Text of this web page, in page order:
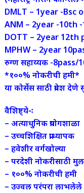
DMLT – 1year -Bsc
ANM – 2year -10th
DOTT – 2year 12th
MPHW – 2year
रुग्ण सहाय्यक -8pass/
*१००% नोकरीची हमी*
या कोर्सेस साठी प्रवेश
वैशिष्ट्ये-ः
– अत्याधुनिक प्रयोगशाळा
– ⁠उच्चशिक्षित प्राध्यापक
– ⁠हवेशीर वर्गखोल्या
– ⁠परदेशी नोकरीसाठी
– ⁠१००% नोकरीची हमी
– ⁠उज्वल परंपरा